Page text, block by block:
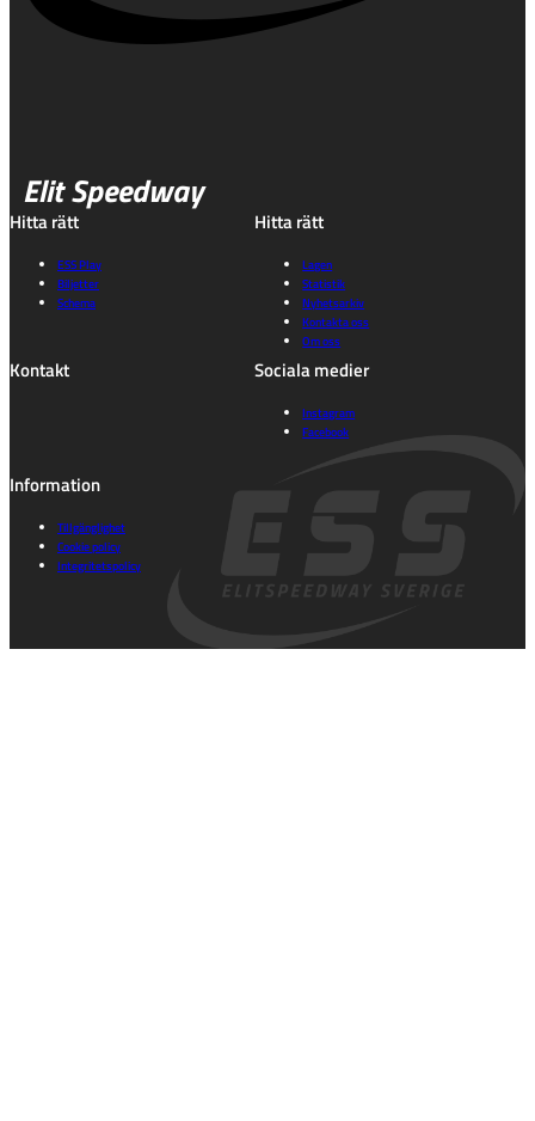
Elit Speedway
Hitta rätt
ESS Play
Biljetter
Schema
Hitta rätt
Lagen
Statistik
Nyhetsarkiv
Kontakta oss
Om oss
Kontakt Sociala medier
Instagram
Facebook
Information
Tillgänglighet
Cookie policy
Integritetspolicy